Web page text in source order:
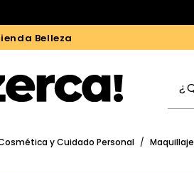
Belleza
y Cuidado Personal / Maquillaje